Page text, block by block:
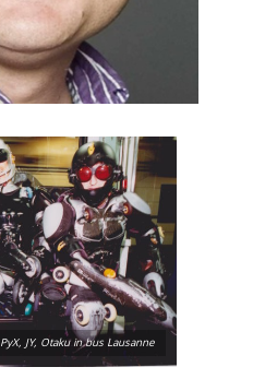
PyX, JY, Otaku in bus Lausanne